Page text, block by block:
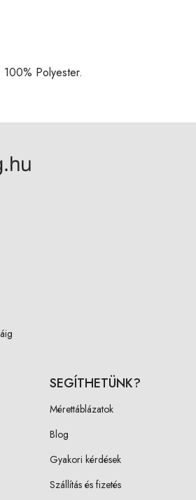
Polyester.
SEGÍTHETÜNK?
Mérettáblázatok
Blog
Gyakori kérdések
Szállítás és fizetés